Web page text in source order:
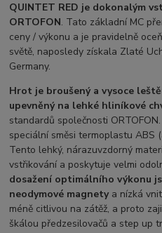
QUINTET RED je dokonalým
ORTOFON. Tato základní MC
ceny / výkonu a je pravidelně
světě, naposledy získala Zlaté
Germany.
Hrot je broušený a vysoce
upevněný na lehké hliníkové
standardů společnosti
speciální směsi termoplastu ABS
Tento lehký, nárazuvzdorný
vstřikování a poskytuje velmi
dosažení optimálního výkonu
neodymové magnetya nízká
méně citlivou na zátěž, a proto
škálou předzesilovačů a step up